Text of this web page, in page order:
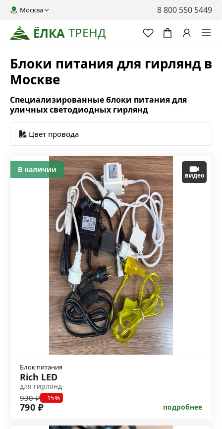
ЁЛКА ТРЕНД
Москва 8 800 550 5449
Блоки питания для гирлянд в
Москве
Специализированные блоки питания для
уличных светодиодных гирлянд
Цвет провода
видео
Блок питания
Rich LED
для гирлянд
930 ₽ −15%
790 ₽ подробнее
В наличии